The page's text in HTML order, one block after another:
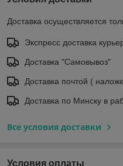
Доставка осуществляется
Экспресс доставка
Доставка "Самовывоз"
Доставка почтой (
Доставка по Минску в
Все условия доставки
Условия оплаты